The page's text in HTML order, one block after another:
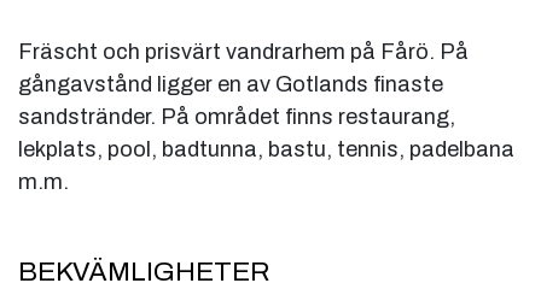
Fräscht och prisvärt vandrarhem på Fårö. På
gångavstånd ligger en av Gotlands finaste
sandstränder. På området finns restaurang,
lekplats, pool, badtunna, bastu, tennis, padelbana
m.m.
BEKVÄMLIGHETER